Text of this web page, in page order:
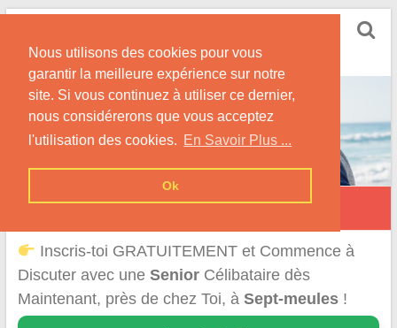
Nous utilisons des cookies pour vous
garantir la meilleure expérience sur notre
site. Si vous continuez à utiliser ce dernier,
nous considérerons que vous acceptez
l'utilisation des cookies. En Savoir Plus ...
Ok
Skip
content
Conseils & Infos pour la Rencontre d'une Senior
Sept-Meules
Inscris-toi GRATUITEMENT et Commence à
Discuter avec une SeniorCélibataire dès
Maintenant, près de chez Toi, à Sept-meules!